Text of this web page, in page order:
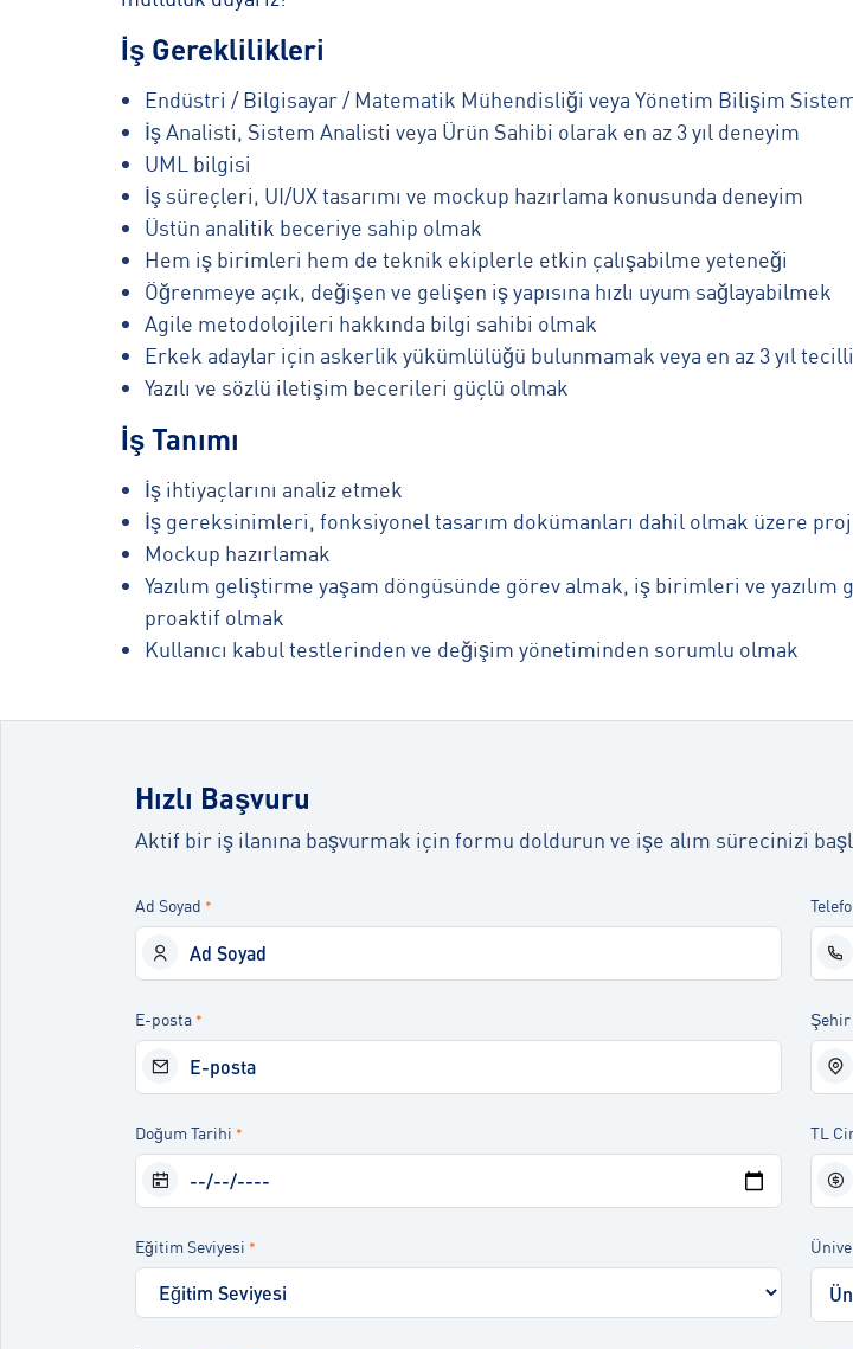
İş Gereklilikleri
Endüstri / Bilgisayar / Matematik Mühendisliği veya Yönetim Bilişim
İş Analisti, Sistem Analisti veya Ürün Sahibi olarak en az 3 yıl deneyim
UML bilgisi
İş süreçleri, UI/UX tasarımı ve mockup hazırlama konusunda deneyim
Üstün analitik beceriye sahip olmak
Hem iş birimleri hem de teknik ekiplerle etkin çalışabilme yeteneği
Öğrenmeye açık, değişen ve gelişen iş yapısına hızlı uyum sağlayabilmek
Agile metodolojileri hakkında bilgi sahibi olmak
Erkek adaylar için askerlik yükümlülüğü bulunmamak veya en az 3 yıl
Yazılı ve sözlü iletişim becerileri güçlü olmak
İş Tanımı
İş ihtiyaçlarını analiz etmek
İş gereksinimleri, fonksiyonel tasarım dokümanları dahil olmak üzere
Mockup hazırlamak
Yazılım geliştirme yaşam döngüsünde görev almak, iş birimleri ve
proaktif olmak
Kullanıcı kabul testlerinden ve değişim yönetiminden sorumlu olmak
Hızlı Başvuru
Aktif bir iş ilanına başvurmak için formu doldurun ve işe alım sürecinizi
Ad Soyad *
E-posta * Şehir
Doğum Tarihi * TL
Eğitim Seviyesi *